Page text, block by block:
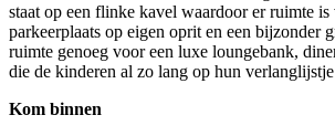
staat op een flinke kavel waardoor er ruimte is
parkeerplaats op eigen oprit en een bijzonder
ruimte genoeg voor een luxe loungebank,
die de kinderen al zo lang op hun verlanglijstje
Kom binnen